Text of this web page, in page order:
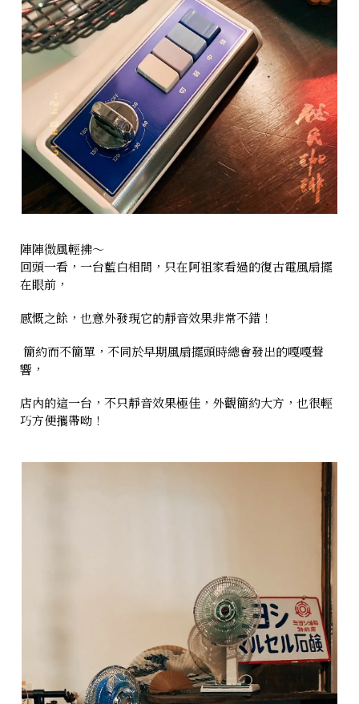
陣陣微風輕拂～
回頭一看，一台藍白相間，只在阿祖家看過的復古電風扇擺
在眼前，
感慨之餘，也意外發現它的靜音效果非常不錯！
簡約而不簡單，不同於早期風扇擺頭時總會發出的嘎嘎聲
響，
店內的這一台，不只靜音效果極佳，外觀簡約大方，也很輕
巧方便攜帶呦！